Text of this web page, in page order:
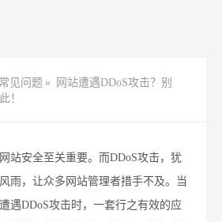
常见问题 »
网站遭遇DDoS攻击？别
！
站安全至关重要。而DDoS攻击，犹
雨，让众多网站管理者措手不及。当
遇DDoS攻击时，一套行之有效的应